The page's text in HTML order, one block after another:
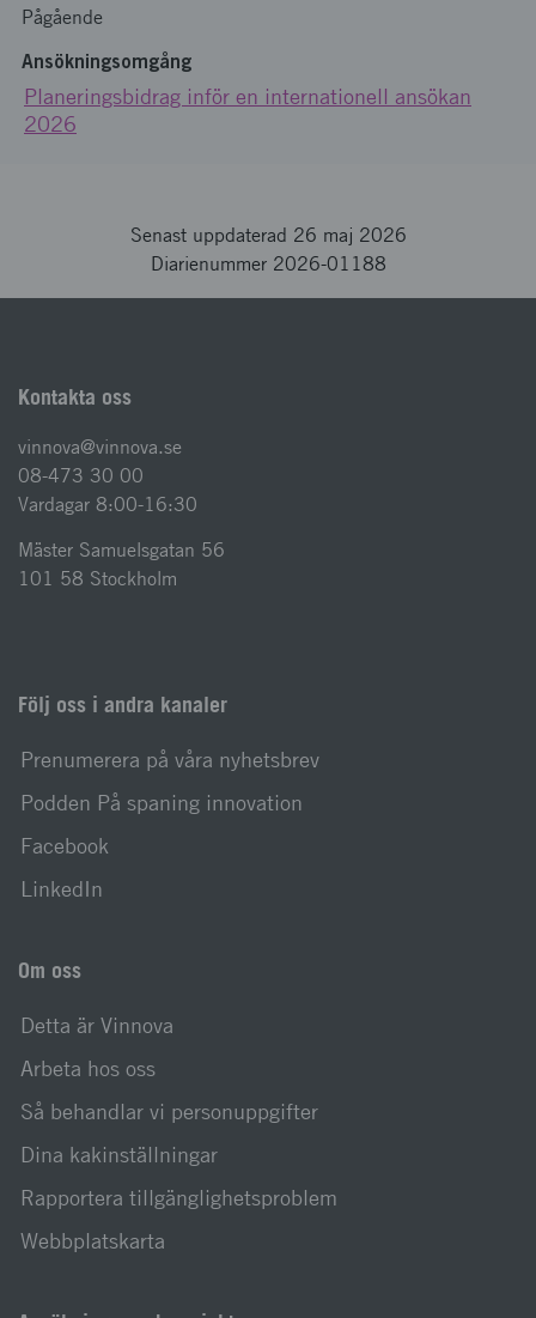
Pågående
Ansökningsomgång
Planeringsbidrag inför en internationell ansökan
2026
Senast uppdaterad 26 maj 2026
Diarienummer 2026-01188
Kontakta oss
vinnova@vinnova.se
08-473 30 00
Vardagar 8:00-16:30
Mäster Samuelsgatan 56
101 58 Stockholm
Följ oss i andra kanaler
Prenumerera på våra nyhetsbrev
Podden På spaning innovation
Facebook
LinkedIn
Om oss
Detta är Vinnova
Arbeta hos oss
Så behandlar vi personuppgifter
Dina kakinställningar
Rapportera tillgänglighetsproblem
Webbplatskarta